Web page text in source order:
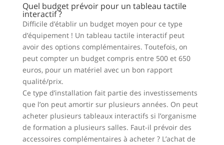
Quel budget prévoir pour un tableau tactile
interactif ?
Difficile d’établir un budget moyen pour ce type
d’équipement ! Un tableau tactile interactif peut
avoir des options complémentaires. Toutefois, on
peut compter un budget compris entre 500 et 650
euros, pour un matériel avec un bon rapport
qualité/prix.
Ce type d’installation fait partie des investissements
que l’on peut amortir sur plusieurs années. On peut
acheter plusieurs tableaux interactifs si l’organisme
de formation a plusieurs salles. Faut-il prévoir des
accessoires complémentaires à acheter ? L’achat de